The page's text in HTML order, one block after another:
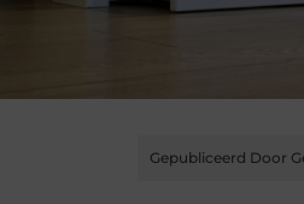
Gepubliceerd Door